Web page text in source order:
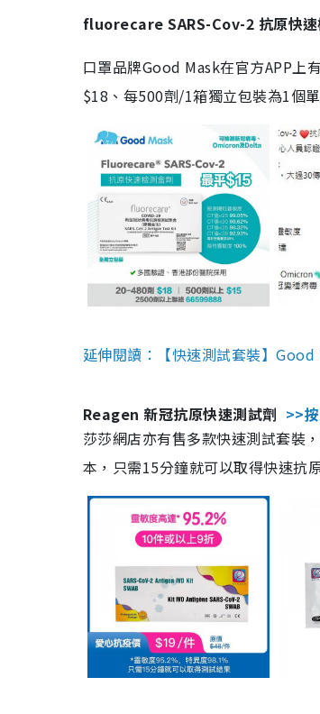
fluorecare SARS-Cov-2 抗原快速
口罩品牌Good Mask在官方APP上
$18、每500劑/1箱獨立包裝為1個
延伸閱讀：【快速測試套裝】
Reagen 新冠抗原快速測試劑 >>
莎莎網店亦有售多款快速測試套裝
本，只需15分鐘就可以取得快速抗